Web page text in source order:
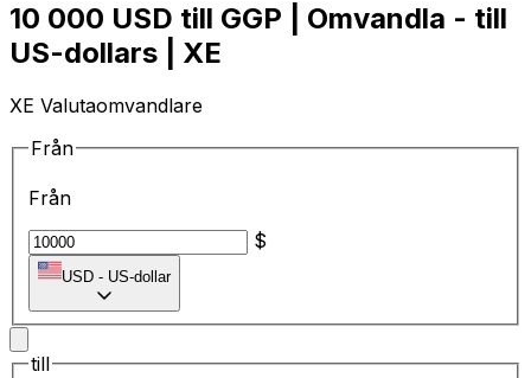
10 000 USD till GGP | Omvandla - till
US-dollars | XE
XE Valutaomvandlare
Från
Från
$
USD - US-dollar
till